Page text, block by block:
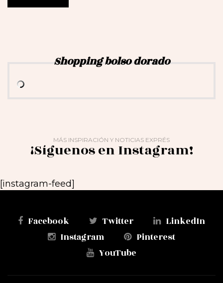
Shopping bolso dorado
MÁS INSPIRACIÓN Y NOTICIAS EXPRÉS
¡Síguenos en Instagram!
[instagram-feed]
Facebook Twitter
LinkedIn
Instagram
Pinterest
YouTube